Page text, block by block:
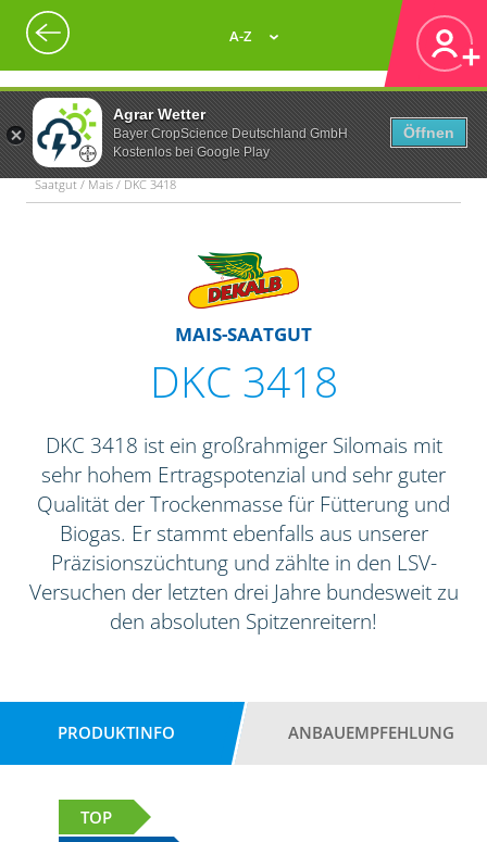
Agrar Wetter
Bayer CropScience Deutschland GmbH
Kostenlos bei Google Play
Öffnen
A-Z
Saatgut / Mais / DKC 3418
MAIS-SAATGUT
DKC 3418
DKC 3418 ist ein großrahmiger Silomais mit
sehr hohem Ertragspotenzial und sehr guter
Qualität der Trockenmasse für Fütterung und
Biogas. Er stammt ebenfalls aus unserer
Präzisionszüchtung und zählte in den LSV-
Versuchen der letzten drei Jahre bundesweit zu
den absoluten Spitzenreitern!
PRODUKTINFO ANBAUEMPFEHLUNG
TOP